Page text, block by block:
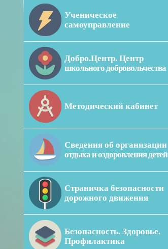
Ученическое
самоуправление
Добро.Центр. Центр
школьного добровольчества
Методический кабинет
Сведения об организации
отдыха и оздоровления детей
Страничка безопасности
дорожного движения
Безопасность. Здоровье.
Профилактика